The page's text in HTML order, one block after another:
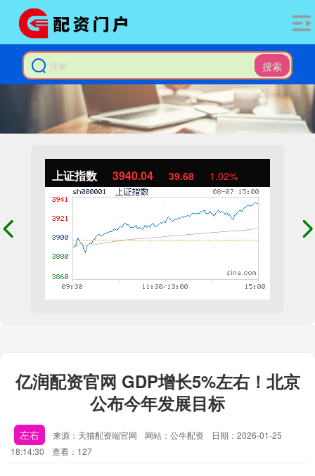
搜索
上证指数 3940.04 39.68 1.02%
亿润配资官网 GDP增长5%左右！北京
公布今年发展目标
左右 来源：天猫配资端官网 网站：公牛配资
日期：2026-01-25
18:14:30
查看：127